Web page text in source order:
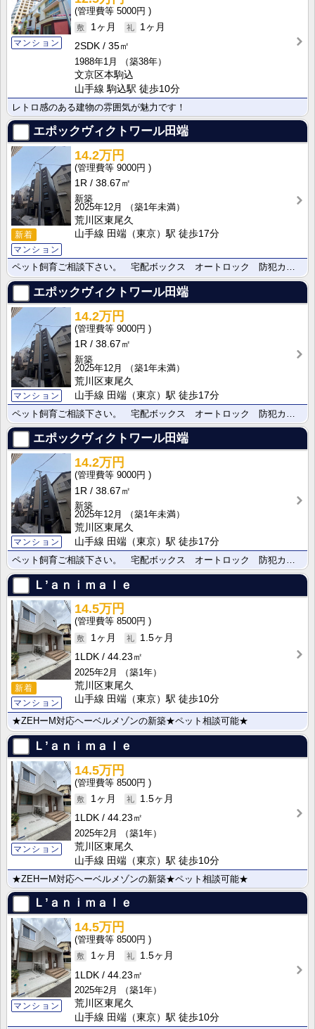
マンション
5000円
1ヶ月
1ヶ月
2SDK
35㎡
1988年1月
（築38年）
文京区本駒込
山手線 駒込駅 徒歩10分
レトロ感のある建物の雰囲気が魅力です！
エポックヴィクトワール田端
新着
マンション
14.2万円
9000円
1R
38.67㎡
新築
2025年12月
（築1年未満）
荒川区東尾久
山手線 田端（東京）駅 徒歩17分
ペット飼育ご相談下さい。 宅配ボックス オートロック 防犯カメラ
エポックヴィクトワール田端
マンション
14.2万円
9000円
1R
38.67㎡
新築
2025年12月
（築1年未満）
荒川区東尾久
山手線 田端（東京）駅 徒歩17分
エポックヴィクトワール田端
マンション
14.2万円
9000円
1R
38.67㎡
新築
2025年12月
（築1年未満）
荒川区東尾久
山手線 田端（東京）駅 徒歩17分
Ｌ’ａｎｉｍａｌｅ
新着
マンション
14.5万円
8500円
1ヶ月
1.5ヶ月
1LDK
44.23㎡
2025年2月
（築1年）
荒川区東尾久
山手線 田端（東京）駅 徒歩10分
★ZEHーM対応ヘーベルメゾンの新築★ペット相談可能★
Ｌ’ａｎｉｍａｌｅ
マンション
14.5万円
8500円
1ヶ月
1.5ヶ月
1LDK
44.23㎡
2025年2月
（築1年）
荒川区東尾久
山手線 田端（東京）駅 徒歩10分
★ZEHーM対応ヘーベルメゾンの新築★ペット相談可能★
Ｌ’ａｎｉｍａｌｅ
マンション
14.5万円
8500円
1ヶ月
1.5ヶ月
1LDK
44.23㎡
2025年2月
（築1年）
荒川区東尾久
山手線 田端（東京）駅 徒歩10分